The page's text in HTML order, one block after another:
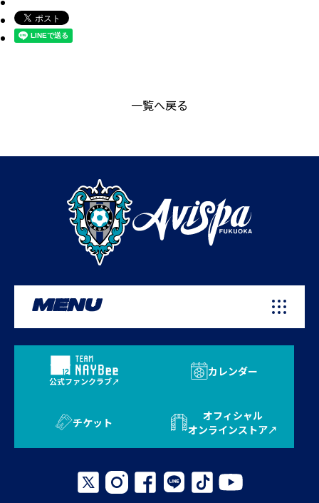
一覧へ戻る
MENU
公式ファンクラブ
カレンダー
チケット
オフィシャル
オンラインストア